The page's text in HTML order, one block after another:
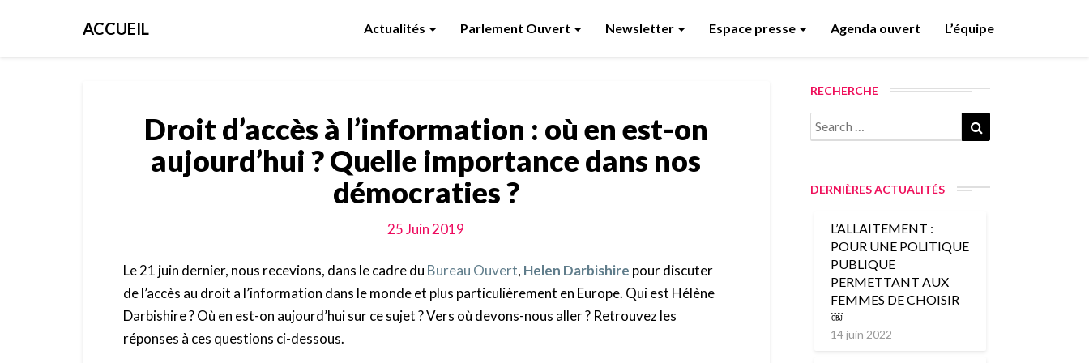
ACCUEIL Actualités Parlement Ouvert Newsletter Espace presse Agenda ouvert L’équipe
d’accès
à
l’information
:
où
en
on
aujourd’hui
?
Droit d’accès à l’information : où en est-on
aujourd’hui ? Quelle importance dans nos
démocraties ?
25 Juin 2019
Le 21 juin dernier, nous recevions, dans le cadre du Bureau Ouvert, Helen Darbishire pour discuter
de l’accès au droit a l’information dans le monde et plus particulièrement en Europe. Qui est Hélène
Darbishire ? Où en est-on aujourd’hui sur ce sujet ? Vers où devons-nous aller ? Retrouvez les
réponses à ces questions ci-dessous.
RECHERCHE
Search
for:
DERNIÈRES ACTUALITÉS
L’ALLAITEMENT :
POUR UNE POLITIQUE
PUBLIQUE
PERMETTANT AUX
FEMMES DE CHOISIR
￼
14 juin 2022